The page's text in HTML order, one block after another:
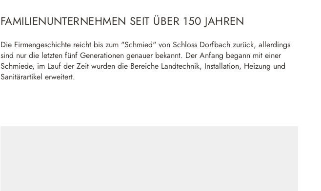
FAMILIENUNTERNEHMEN SEIT ÜBER 150 JAHREN
Die Firmengeschichte reicht bis zum "Schmied" von Schloss Dorfbach zurück, allerdings
sind nur die letzten fünf Generationen genauer bekannt. Der Anfang begann mit einer
Schmiede, im Lauf der Zeit wurden die Bereiche Landtechnik, Installation, Heizung und
Sanitärartikel erweitert.